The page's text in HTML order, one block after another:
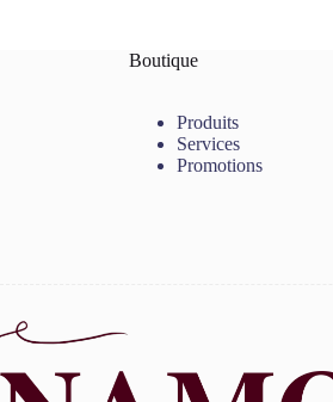
Boutique
Produits
Services
Promotions